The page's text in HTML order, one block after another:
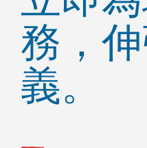
務，
義。